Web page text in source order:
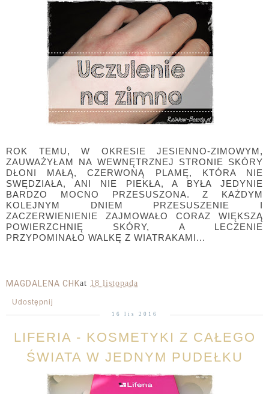
ROK TEMU, W OKRESIE JESIENNO-ZIMOWYM,
ZAUWAŻYŁAM NA WEWNĘTRZNEJ STRONIE SKÓRY
DŁONI MAŁĄ, CZERWONĄ PLAMĘ, KTÓRA NIE
SWĘDZIAŁA, ANI NIE PIEKŁA, A BYŁA JEDYNIE
BARDZO MOCNO PRZESUSZONA. Z KAŻDYM
KOLEJNYM DNIEM PRZESUSZENIE I
ZACZERWIENIENIE ZAJMOWAŁO CORAZ WIĘKSZĄ
POWIERZCHNIĘ SKÓRY, A LECZENIE
PRZYPOMINAŁO WALKĘ Z WIATRAKAMI...
MAGDALENA CHKat 18 listopada
Udostępnij
16 lis 2016
LIFERIA - KOSMETYKI Z CAŁEGO
ŚWIATA W JEDNYM PUDEŁKU